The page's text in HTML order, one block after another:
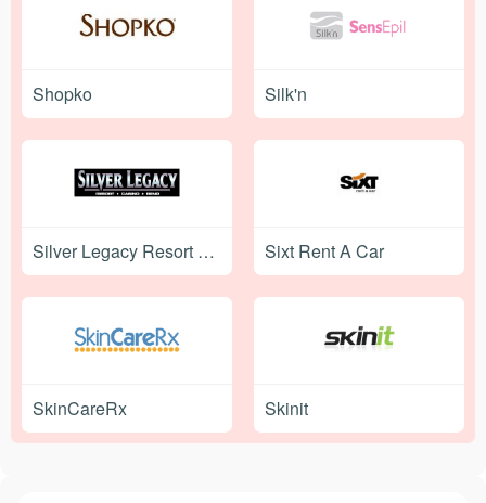
Shopko Silk'n
Silver Legacy Resort Casino Sixt Rent A Car
SkinCareRx Skinit